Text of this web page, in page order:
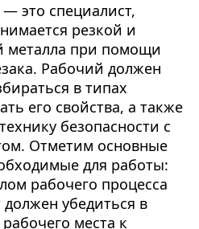
— это специалист,
резкой и
металла при помощи
Рабочий должен
в типах
его свойства, а также
безопасности с
Отметим основные
для работы:
рабочего процесса
должен убедиться в
места к